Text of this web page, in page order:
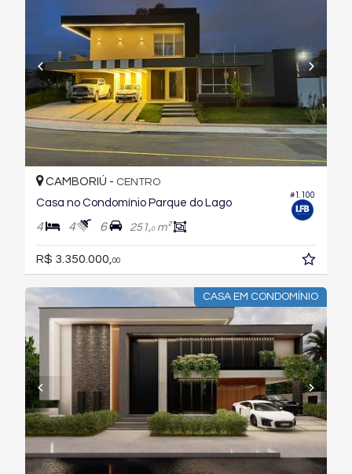
#1.100
CAMBORIÚ - CENTRO
Casa no Condomínio Parque do Lago
4 4 6 251,0m²
R$ 3.350.000, 00
CASA EM CONDOMÍNIO